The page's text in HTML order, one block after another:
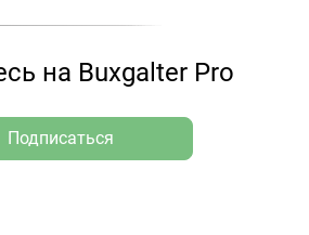
на Buxgalter Pro
Подписаться